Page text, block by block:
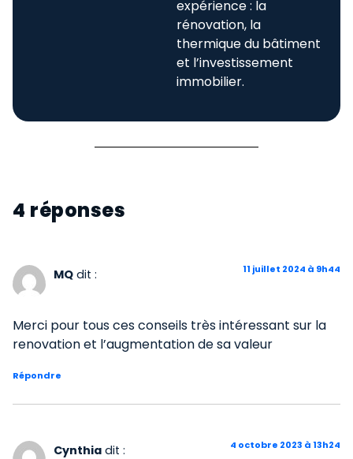
expérience : la
rénovation, la
thermique du bâtiment
et l’investissement
immobilier.
4 réponses
MQ dit : 11 juillet 2024 à 9h44
Merci pour tous ces conseils très intéressant sur la
renovation et l’augmentation de sa valeur
Répondre
Cynthia dit : 4 octobre 2023 à 13h24